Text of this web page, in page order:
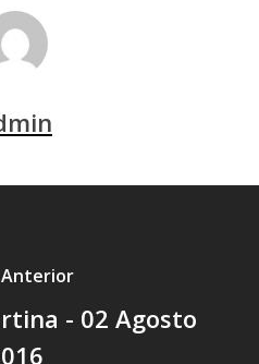
- 02 Agosto